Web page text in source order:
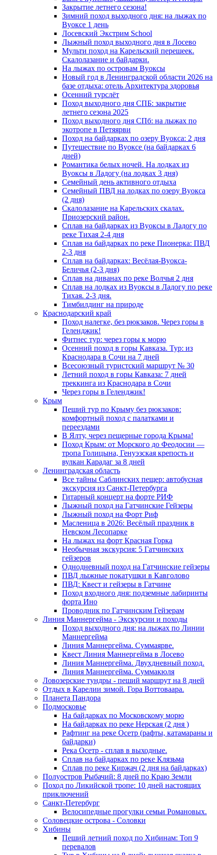
Закрытие летнего сезона!
Зимний поход выходного дня: на лыжах по
Вуоксе 1 день
Лосевский Экстрим School
Лыжный поход выходного дня в Лосево
Мульти поход на Карельский перешеек.
Скалолазание и байдарки.
На лыжах по островам Вуоксы
Новый год в Ленинградской области 2026 на
базе отдыха: отель Архитектура здоровья
Осенний турслёт
Поход выходного дня СПБ: закрытие
летнего сезона 2025
Поход выходного дня СПб: на лыжах по
экотропе в Петяярви
Поход на байдарках по озеру Вуокса: 2 дня
Путешествие по Вуоксе (на байдарках 6
дней)
Романтика белых ночей. На лодках из
Вуоксы в Ладогу (на лодках 3 дня)
Семейный день активного отдыха
Семейный ПВД на лодках по озеру Вуокса
(2 дня)
Скалолазание на Карельских скалах.
Приозерский район.
Сплав на байдарках из Вуоксы в Ладогу по
реке Тихая 2-4 дня
Сплав на байдарках по реке Пионерка: ПВД
2-3 дня
Сплав на байдарках: Весёлая-Вуокса-
Беличья (2-3 дня)
Сплав на диванах по реке Волчья 2 дня
Сплав на лодках из Вуоксы в Ладогу по реке
Тихая. 2-3 дня.
Тимбилдинг на природе
Краснодарский край
Поход налегке, без рюкзаков. Через горы в
Геленджик!
Фитнес тур: через горы к морю
Осенний поход в горы Кавказа. Тур: из
Краснодара в Сочи на 7 дней
Всесоюзный туристский маршрут № 30
Летний поход в горы Кавказа: 7 дней
треккинга из Краснодара в Сочи
Через горы в Геленджик!
Крым
Пеший тур по Крыму без рюкзаков:
комфортный поход с палатками и
переездами
В Ялту, через пещерные города Крыма!
Поход Крым: от Морского до Феодосии —
тропа Голицына, Генуэзская крепость и
вулкан Карадаг за 8 дней
Ленинградская область
Все тайны Саблинских пещер: автобусная
экскурсия из Санкт-Петербурга
Гитарный концерт на форте РИФ
Лыжный поход на Гатчинские Гейзеры
Лыжный поход на Форт Риф
Масленица в 2026: Весёлый праздник в
Невском Лесопарке
На лыжах на форт Красная Горка
Необычная экскурсия: 5 Гатчинских
гейзеров
Однодневный поход на Гатчинские гейзеры
ПВД лыжные покатушки в Кавголово
ПВД: Квест и гейзеры в Гатчине
Поход входного дня: подземные лабиринты
форта Ино
Проводник по Гатчинским Гейзерам
Линия Маннергейма - Экскурсии и походы
Поход выходного дня: на лыжах по Линии
Маннергейма
Линия Маннергейма. Суммаярве.
Квест Линия Маннергейма в Лосево
Линия Маннергейма. Двухдневный поход.
Линия Маннергейма. Суммакюля
Ловозерские тундры - пеший маршрут на 8 дней
Отдых в Карелии зимой. Гора Воттоваара.
Планета Пандора
Подмосковье
На байдарках по Московскому морю
На байдарках по реке Нерская (2 дня )
Рафтинг на реке Осетр (рафты, катамараны и
байдарки)
Река Осетр - сплав в выходные.
Сплав на байдарках по реке Клязьма
Сплав по реке Киржач (2 дня на байдарках)
Полуостров Рыбачий: 8 дней по Краю Земли
Поход по Ликийской тропе: 10 дней настоящих
приключений
Санкт-Петербург
Велосипедные прогулки семьи Романовых.
Соловецкие острова - Соловки
Хибины
Пеший летний поход по Хибинам: Топ 9
перевалов